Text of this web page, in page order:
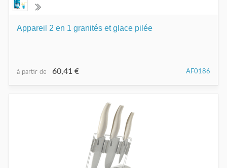
Appareil 2 en 1 granités et glace pilée
à partir de 60,41 € AF0186